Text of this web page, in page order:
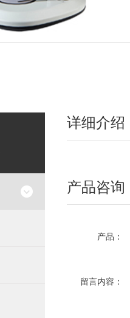
详细介绍
产品咨询
产品：
留言内容：